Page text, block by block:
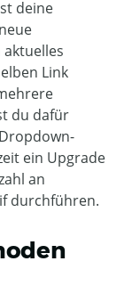
deine
Link
du dafür
ein Upgrade
an
durchführen.